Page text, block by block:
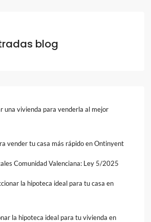
blog
una vivienda para venderla al mejor
vender tu casa más rápido en Ontinyent
Comunidad Valenciana: Ley 5/2025
la hipoteca ideal para tu casa en
la hipoteca ideal para tu vivienda en